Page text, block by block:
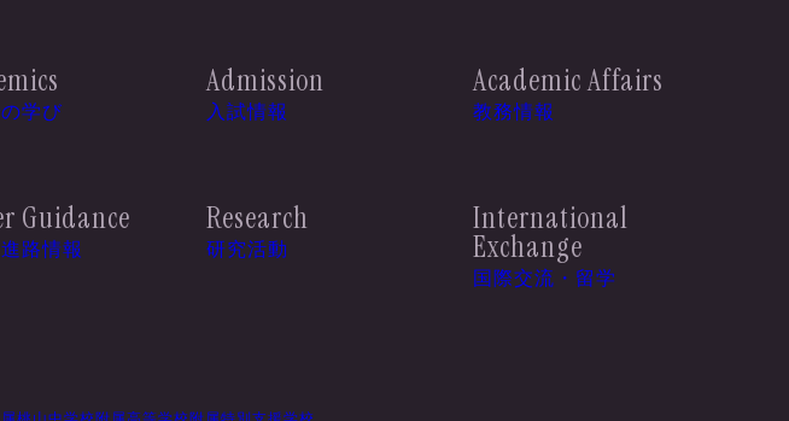
学び
Admission
入試情報
Academic Affairs
教務情報
Guidance
路情報
Research
研究活動
International
Exchange
国際交流・留学